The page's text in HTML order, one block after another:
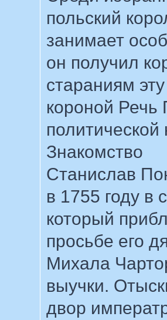
польский
занимает
он получил
стараниям
короной Речь
Знакомство
Станислав
в 1755 году в
который
просьбе его
Михала
выучки.
двор